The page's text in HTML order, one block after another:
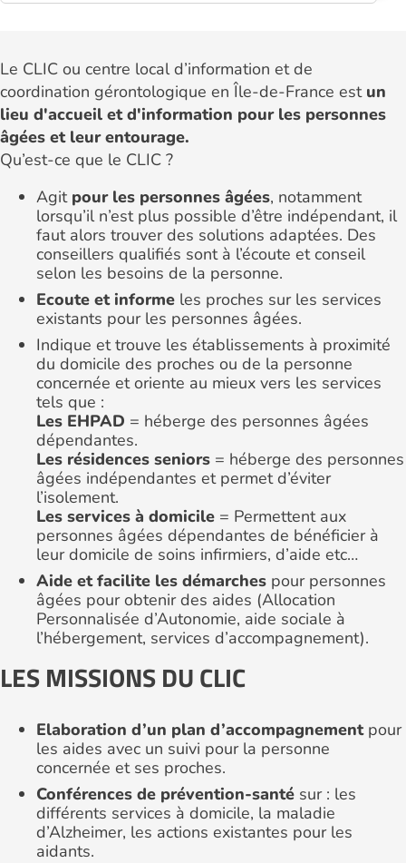
Le CLIC ou centre local d’information et de
coordination gérontologique en Île-de-France est un
lieu d'accueil et d'information pour les personnes
âgées et leur entourage.
Qu’est-ce que le CLIC ?
Agit pour les personnes âgées, notamment
lorsqu’il n’est plus possible d’être indépendant, il
faut alors trouver des solutions adaptées. Des
conseillers qualifiés sont à l’écoute et conseil
selon les besoins de la personne.
Ecoute et informe les proches sur les services
existants pour les personnes âgées.
Indique et trouve les établissements à proximité
du domicile des proches ou de la personne
concernée et oriente au mieux vers les services
tels que :
Les EHPAD = héberge des personnes âgées
dépendantes.
Les résidences seniors = héberge des personnes
âgées indépendantes et permet d’éviter
l’isolement.
Les services à domicile = Permettent aux
personnes âgées dépendantes de bénéficier à
leur domicile de soins infirmiers, d’aide etc…
Aide et facilite les démarches pour personnes
âgées pour obtenir des aides (Allocation
Personnalisée d’Autonomie, aide sociale à
l’hébergement, services d’accompagnement).
LES MISSIONS DU CLIC
Elaboration d’un plan d’accompagnementpour
les aides avec un suivi pour la personne
concernée et ses proches.
Conférences de prévention-santé sur : les
différents services à domicile, la maladie
d’Alzheimer, les actions existantes pour les
aidants.